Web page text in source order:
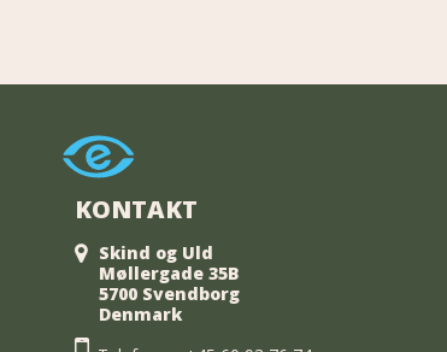
KONTAKT
Skind og Uld
Møllergade 35B
5700 Svendborg
Denmark